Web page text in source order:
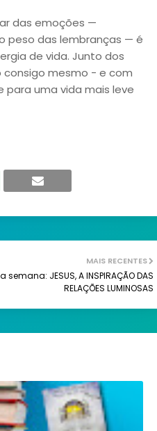
das emoções —
peso das lembranças — é
de vida. Junto dos
consigo mesmo - e com
uma vida mais leve
MAIS RECENTES
JESUS, A INSPIRAÇÃO DAS
RELAÇÕES LUMINOSAS